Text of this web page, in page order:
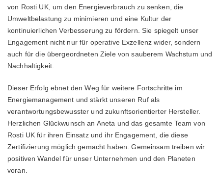
von Rosti UK, um den Energieverbrauch zu senken, die
Umweltbelastung zu minimieren und eine Kultur der
kontinuierlichen Verbesserung zu fördern. Sie spiegelt unser
Engagement nicht nur für operative Exzellenz wider, sondern
auch für die übergeordneten Ziele von sauberem Wachstum und
Nachhaltigkeit.
Dieser Erfolg ebnet den Weg für weitere Fortschritte im
Energiemanagement und stärkt unseren Ruf als
verantwortungsbewusster und zukunftsorientierter Hersteller.
Herzlichen Glückwunsch an Aneta und das gesamte Team von
Rosti UK für ihren Einsatz und ihr Engagement, die diese
Zertifizierung möglich gemacht haben. Gemeinsam treiben wir
positiven Wandel für unser Unternehmen und den Planeten
voran.